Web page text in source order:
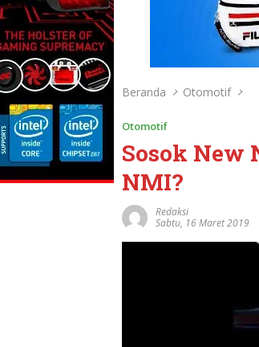
Beranda Otomotif
Otomotif
Sosok New
NMI?
Redaksi
Sabtu, 16 Maret 2019